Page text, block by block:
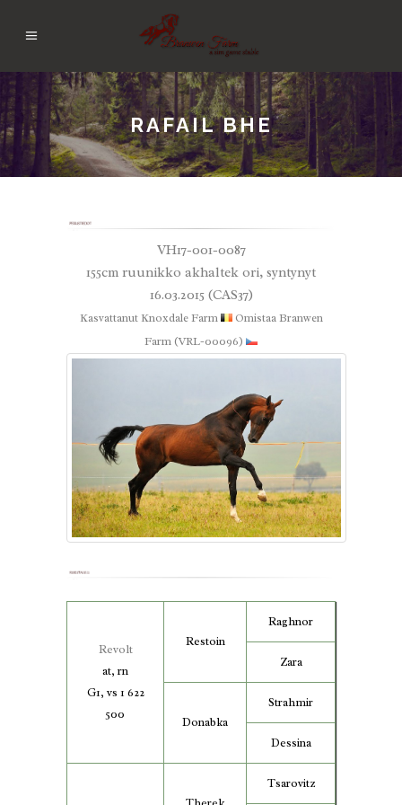
RAFAIL BHE
VH17-001-0087
155cm ruunikko akhaltek ori, syntynyt
16.03.2015 (CAS37)
Kasvattanut Knoxdale Farm
Omistaa Branwen
Farm (VRL-00096)
Revolt
at, rn
G1, vs 1 622
500
Restoin
Raghnor
Zara
Donabka
Strahmir
Dessina
Tsarovitz